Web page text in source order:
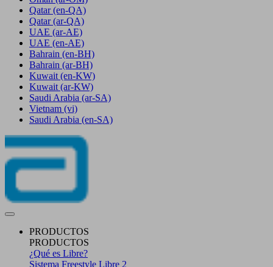
Qatar (en-QA)
Qatar (ar-QA)
UAE (ar-AE)
UAE (en-AE)
Bahrain (en-BH)
Bahrain (ar-BH)
Kuwait (en-KW)
Kuwait (ar-KW)
Saudi Arabia (ar-SA)
Vietnam (vi)
Saudi Arabia (en-SA)
PRODUCTOS
PRODUCTOS
¿Qué es Libre?
Sistema Freestyle Libre 2